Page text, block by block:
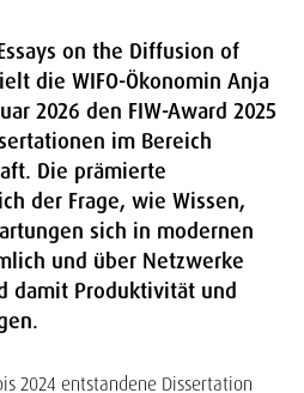
on the Diffusion of
die WIFO-Ökonomin Anja
2026 den FIW-Award 2025
im Bereich
Die prämierte
der Frage, wie Wissen,
sich in modernen
und über Netzwerke
damit Produktivität und
2024 entstandene Dissertation